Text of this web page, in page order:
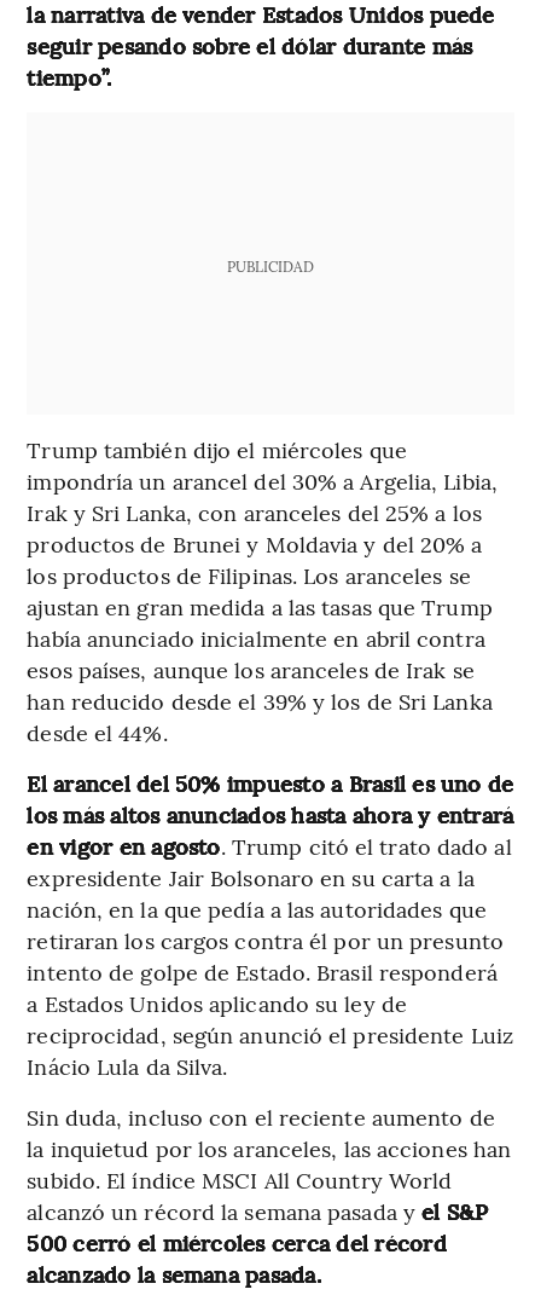
la narrativa de vender Estados Unidos puede
seguir pesando sobre el dólar durante más
tiempo”.
PUBLICIDAD
Trump también dijo el miércoles que
impondría un arancel del 30% a Argelia, Libia,
Irak y Sri Lanka, con aranceles del 25% a los
productos de Brunei y Moldavia y del 20% a
los productos de Filipinas. Los aranceles se
ajustan en gran medida a las tasas que Trump
había anunciado inicialmente en abril contra
esos países, aunque los aranceles de Irak se
han reducido desde el 39% y los de Sri Lanka
desde el 44%.
El arancel del 50% impuesto a Brasil es uno de
los más altos anunciados hasta ahora y entrará
en vigor en agosto. Trump citó el trato dado al
expresidente Jair Bolsonaro en su carta a la
nación, en la que pedía a las autoridades que
retiraran los cargos contra él por un presunto
intento de golpe de Estado. Brasil responderá
a Estados Unidos aplicando su ley de
reciprocidad, según anunció el presidente Luiz
Inácio Lula da Silva.
Sin duda, incluso con el reciente aumento de
la inquietud por los aranceles, las acciones han
subido. El índice MSCI All Country World
alcanzó un récord la semana pasada yel S&P
500 cerró el miércoles cerca del récord
alcanzado la semana pasada.